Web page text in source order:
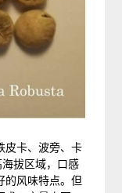
皮卡、波旁、卡
拔区域，口感
的风味特点。但